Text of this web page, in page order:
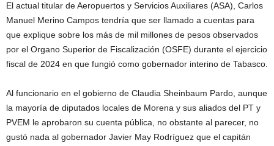
El actual titular de Aeropuertos y Servicios Auxiliares (ASA), Carlos
Manuel Merino Campos tendría que ser llamado a cuentas para
que explique sobre los más de mil millones de pesos observados
por el Organo Superior de Fiscalización (OSFE) durante el ejercicio
fiscal de 2024 en que fungió como gobernador interino de Tabasco.
Al funcionario en el gobierno de Claudia Sheinbaum Pardo, aunque
la mayoría de diputados locales de Morena y sus aliados del PT y
PVEM le aprobaron su cuenta pública, no obstante al parecer, no
gustó nada al gobernador Javier May Rodríguez que el capitán